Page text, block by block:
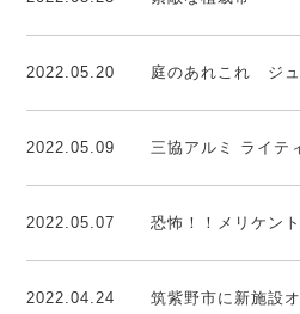
2022.05.20 庭のあれこれ ジュ
2022.05.09 三協アルミ ライテ
2022.05.07 恐怖！！メリケン
2022.04.24 筑紫野市に新施設